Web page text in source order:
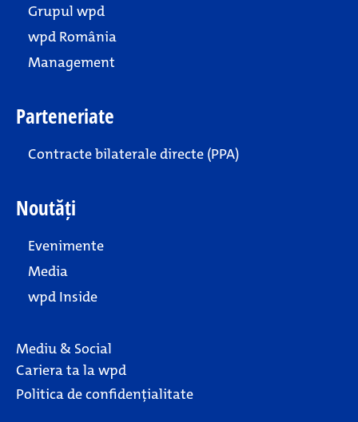
Grupul wpd
wpd România
Management
Parteneriate
Contracte bilaterale directe (PPA)
Noutăți
Evenimente
Media
wpd Inside
Mediu & Social
Cariera ta la wpd
Politica de confidențialitate